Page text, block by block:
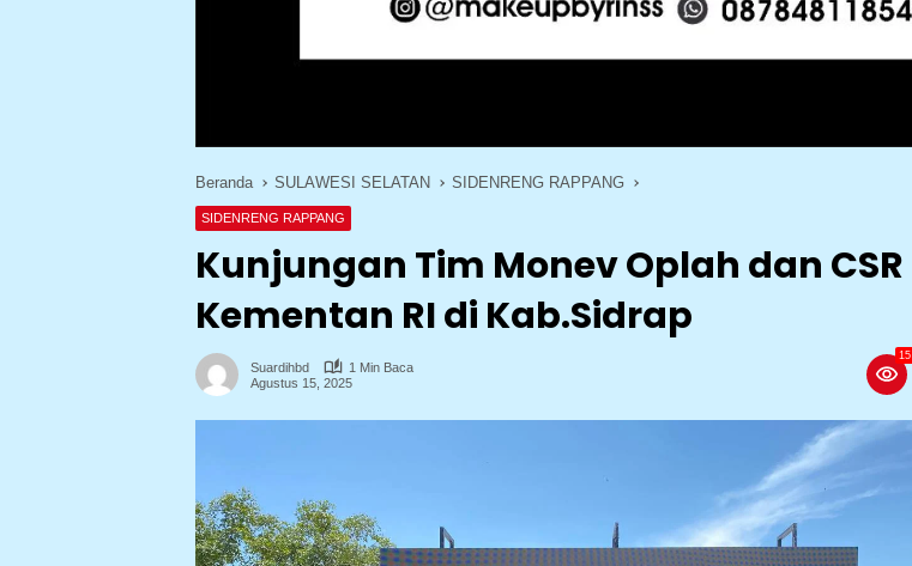
Beranda SULAWESI SELATAN SIDENRENG RAPPANG
SIDENRENG RAPPANG
Kunjungan Tim Monev Oplah dan CSR
Kementan RI di Kab.Sidrap
Suardihbd
1 Min Baca
Agustus 15, 2025
15